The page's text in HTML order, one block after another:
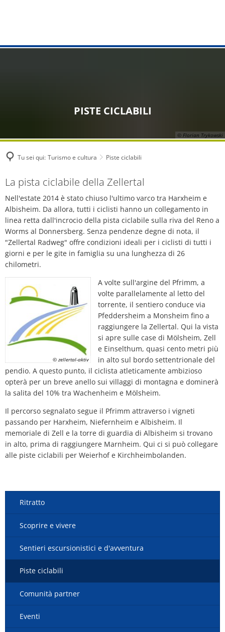
Ufficio del registro
Servizi al cittadino
Strutture comunali
Biblioteche comunitarie
Ospite
Applicazioni per l'edilizia
Pianificazione territoriale urbana
Protezione del monumento
Affitto e leasing
Fornitura
Promozione dello sviluppo urbano
Piano d'azione sul rumore
Ambiente
Misure di ammodernamento/
Pianificazione termica comunale
Progetti
Notizie
Oneri e
Statuti
Contatto VG
Immesheim
Lautersheim
Ottersheim
Standenbühl
Weitersweiler
Zellertal
© Florian Trykowski
PISTE CICLABILI
Tu sei qui: Turismo e cultura Piste ciclabili
Piste
ciclabili
La pista ciclabile della Zellertal
Nell'estate 2014 è stato chiuso l'ultimo varco tra Harxheim e
Albisheim. Da allora, tutti i ciclisti hanno un collegamento in
linea retta dall'incrocio della pista ciclabile sulla riva del Reno a
Worms al Donnersberg. Senza pendenze degne di nota, il
"Zellertal Radweg" offre condizioni ideali per i ciclisti di tutti i
giorni e per le gite in famiglia su una lunghezza di 26
chilometri.
© zellertal-aktiv
A volte sull'argine del Pfrimm, a
volte parallelamente al letto del
torrente, il sentiero conduce via
Pfeddersheim a Monsheim fino a
raggiungere la Zellertal. Qui la vista
si apre sulle case di Mölsheim, Zell
e Einselthum, quasi cento metri più
in alto sul bordo settentrionale del
pendio. A questo punto, il ciclista atleticamente ambizioso
opterà per un breve anello sui villaggi di montagna e dominerà
la salita del 10% tra Wachenheim e Mölsheim.
Il percorso segnalato segue il Pfrimm attraverso i vigneti
passando per Harxheim, Niefernheim e Albisheim. Il
memoriale di Zell e la torre di guardia di Albisheim si trovano
in alto, prima di raggiungere Marnheim. Qui ci si può collegare
alle piste ciclabili per Weierhof e Kirchheimbolanden.
Ritratto
Scoprire e vivere
Sentieri escursionistici e d'avventura
Piste ciclabili
Comunità partner
Eventi